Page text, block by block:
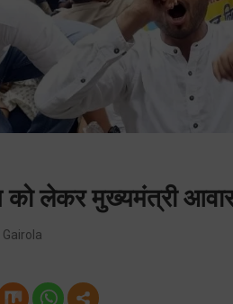
को लेकर मुख्यमंत्री
Gairola